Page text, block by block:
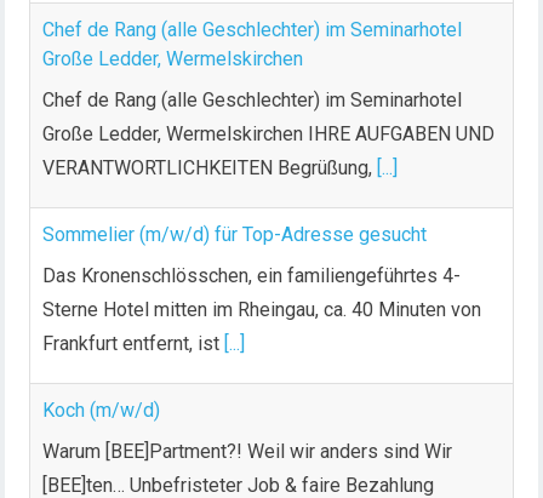
Chef de Rang (alle Geschlechter) im Seminarhotel
Große Ledder, Wermelskirchen
Chef de Rang (alle Geschlechter) im Seminarhotel
Große Ledder, Wermelskirchen IHRE AUFGABEN UND
VERANTWORTLICHKEITEN Begrüßung, [...]
Sommelier (m/w/d) für Top-Adresse gesucht
Das Kronenschlösschen, ein familiengeführtes 4-
Sterne Hotel mitten im Rheingau, ca. 40 Minuten von
Frankfurt entfernt, ist [...]
Koch (m/w/d)
Warum [BEE]Partment?! Weil wir anders sind Wir
[BEE]ten… Unbefristeter Job & faire Bezahlung